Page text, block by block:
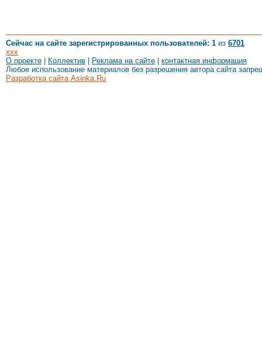
Сейчас на сайте зарегистрированных пользователей: 1 из 6701
xxx
О проекте
Коллектив Реклама на сайте
контактная информация
Любое использование материалов без разрешения автора сайта
Разработка сайта Asinka.Ru